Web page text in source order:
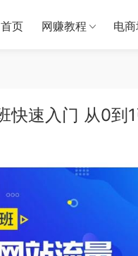
首页 网赚教程 电商
快速入门 从0到